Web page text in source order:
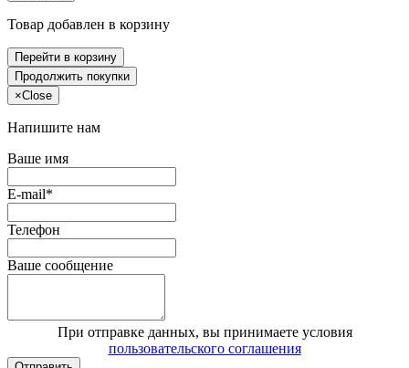
Товар добавлен в корзину
Перейти в корзину
Продолжить покупки
×Close
Напишите нам
Ваше имя
E-mail*
Телефон
Ваше сообщение
При отправке данных, вы принимаете условия
пользовательского соглашения